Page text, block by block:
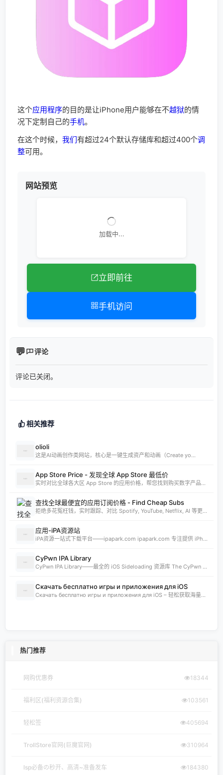
这个应用程序的目的是让iPhone用户能够在不越狱的情
况下定制自己的手机。
在这个时候， 我们有超过24个默认存储库和超过400个调
整可用。
网站预览
加载中...
立即前往
手机访问
评论
评论已关闭。
相关推荐
olioli
这是AI动画创作类网站，核心是一键生成资产和动画（Create yo...
App Store Price - 发现全球 App Store 最低价
实时对比全球各大区 App Store 的应用价格，帮您找到购买数字产品的最佳时机。支持实时汇率换算和 AI 智能分析。
查找全球最便宜的应用订阅价格 - Find Cheap Subs
拒绝多花冤枉钱，实时跟踪、对比 Spotify, YouTube, Netflix, AI 等更多 App 的全球订阅价格。发现 App Store 最低价国家，订阅费用立省 80%。
应用-iPA资源站
iPA资源一站式下载平台——ipapark.com ipapark.com 专注提供 iPhone、iPad、iPod 软体的 IPA 文件下载服务，覆盖 iOS4 至 iOS16 全系统版本，满足不同机型的用户需求。无论是正版砸壳、开心版软件，还是越狱插件、免费证书，都可在本站快速获取。 核心优势 **全网最全 ip
CyPwn IPA Library
CyPwn IPA Library——最全的 iOS Sideloading 资源库 The CyPwn IPA Library is the most complete sideloading library available for iOS devices. 这里聚合了海量 IPA 包，覆盖 Jailbreak
Скачать бесплатно игры и приложения для iOS
Скачать бесплатно игры и приложения для iOS – 轻松获取海量精品 在 iklassika.ru，您可以 Скачать 各类 бесплатно 的 игры 与 приложения，专为 iOS 设备打造。平台汇聚最新、最热的移动资源，让用户无需繁琐搜索，一键下载，畅享无
热门推荐
网购优惠券 18344
福利区(福利资源合集) 103561
轻松签 405694
TrollStore官网(巨魔官网) 310964
lsp必备の秒开、高清~准备发车 184380